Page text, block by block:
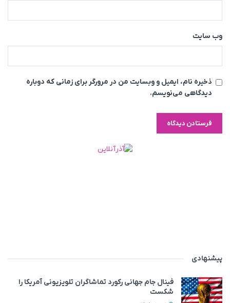
وب‌ سایت
ذخیره نام، ایمیل و وبسایت من در مرورگر برای زمانی که دوباره
دیدگاهی می‌نویسم.
پیشنهادی
فینال جام جهانی رکورد تماشاگران تلویزیونی آمریکا را
شکست